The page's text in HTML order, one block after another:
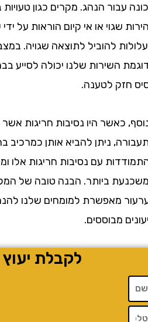
עבור הנהג. מקרים כגון טעויות
שגוי או אי קיום הוראות על ידי
להוביל לתוצאה שגויה. במצבים
השירות שלנו יכולה לסייע
לטענה.
היו נסיבות חריגות אשר
ניתן להביא אותן כמרכיב
עם נסיבות חריגות אלו
ביותר. הבנה טובה של המקרים
מאפשרת למומחים שלנו להנחות
מבוססים.
לקבלת יעוץ